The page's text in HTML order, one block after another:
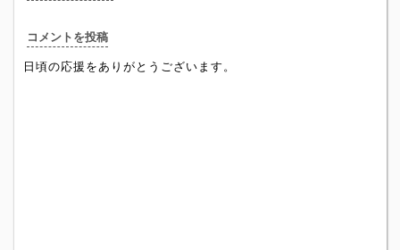
コメントを投稿
日頃の応援をありがとうございます。